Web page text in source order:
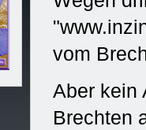
vom
Aber kein
Brechten